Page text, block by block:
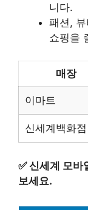
니다.
패션,
쇼핑을
매장
이마트
신세계백화점
✅신세계 모바
보세요.